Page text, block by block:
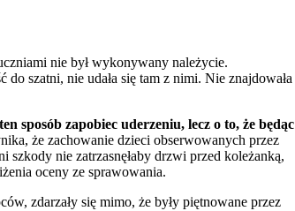
nie był wykonywany należycie.
szatni, nie udała się tam z nimi. Nie znajdowała
sposób zapobiec uderzeniu, lecz o to, że będąc
że zachowanie dzieci obserwowanych przez
nie zatrzasnęłaby drzwi przed koleżanką,
oceny ze sprawowania.
zdarzały się mimo, że były piętnowane przez